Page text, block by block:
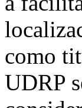
como
UDRP